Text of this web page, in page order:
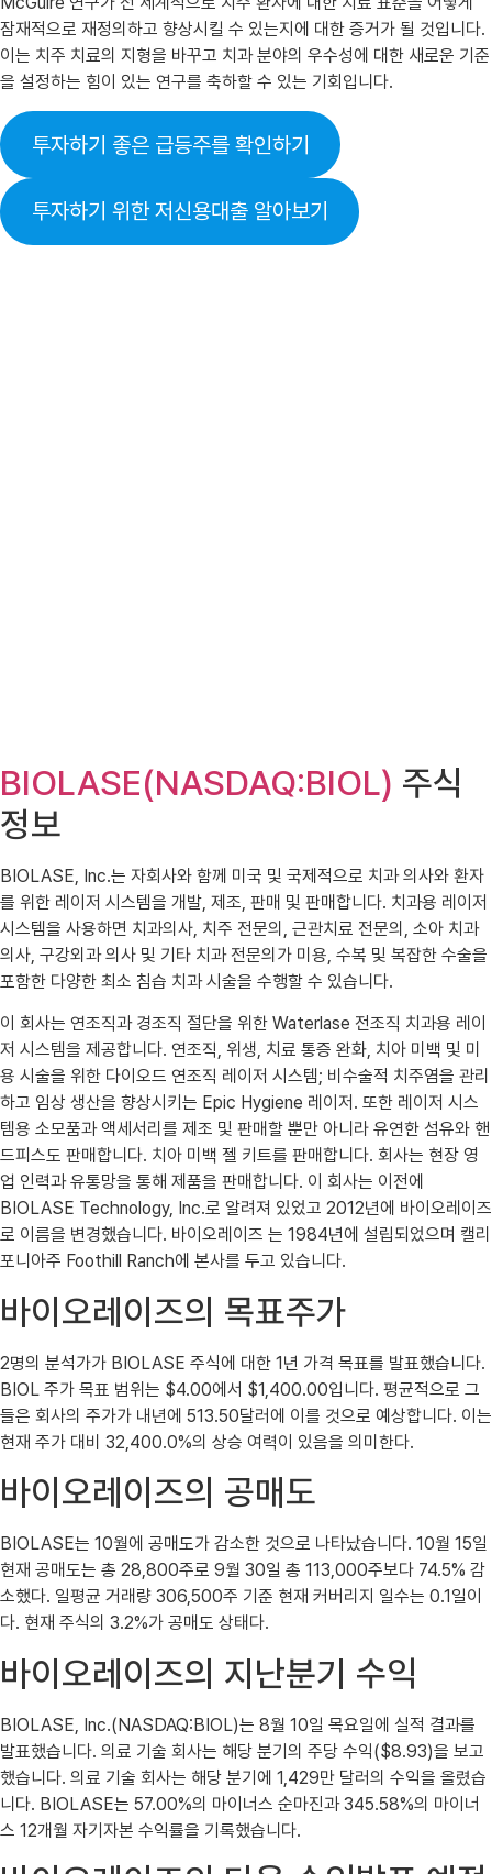
잠재적으로 재정의하고 향상시킬 수 있는지에 대한 증거가 될 것입니다.
이는 치주 치료의 지형을 바꾸고 치과 분야의 우수성에 대한 새로운 기준
을 설정하는 힘이 있는 연구를 축하할 수 있는 기회입니다.
투자하기 좋은 급등주를 확인하기
투자하기 위한 저신용대출 알아보기
BIOLASE(NASDAQ:BIOL) 주식
정보
BIOLASE, Inc.는 자회사와 함께 미국 및 국제적으로 치과 의사와 환자
를 위한 레이저 시스템을 개발, 제조, 판매 및 판매합니다. 치과용 레이저
시스템을 사용하면 치과의사, 치주 전문의, 근관치료 전문의, 소아 치과
의사, 구강외과 의사 및 기타 치과 전문의가 미용, 수복 및 복잡한 수술을
포함한 다양한 최소 침습 치과 시술을 수행할 수 있습니다.
이 회사는 연조직과 경조직 절단을 위한 Waterlase 전조직 치과용 레이
저 시스템을 제공합니다. 연조직, 위생, 치료 통증 완화, 치아 미백 및 미
용 시술을 위한 다이오드 연조직 레이저 시스템; 비수술적 치주염을 관리
하고 임상 생산을 향상시키는 Epic Hygiene 레이저. 또한 레이저 시스
템용 소모품과 액세서리를 제조 및 판매할 뿐만 아니라 유연한 섬유와 핸
드피스도 판매합니다. 치아 미백 젤 키트를 판매합니다. 회사는 현장 영
업 인력과 유통망을 통해 제품을 판매합니다. 이 회사는 이전에
BIOLASE Technology, Inc.로 알려져 있었고 2012년에 바이오레이즈
로 이름을 변경했습니다. 바이오레이즈 는 1984년에 설립되었으며 캘리
포니아주 Foothill Ranch에 본사를 두고 있습니다.
바이오레이즈의 목표주가
2명의 분석가가 BIOLASE 주식에 대한 1년 가격 목표를 발표했습니다.
BIOL 주가 목표 범위는 $4.00에서 $1,400.00입니다. 평균적으로 그
들은 회사의 주가가 내년에 513.50달러에 이를 것으로 예상합니다. 이는
현재 주가 대비 32,400.0%의 상승 여력이 있음을 의미한다.
바이오레이즈의 공매도
BIOLASE는 10월에 공매도가 감소한 것으로 나타났습니다. 10월 15일
현재 공매도는 총 28,800주로 9월 30일 총 113,000주보다 74.5% 감
소했다. 일평균 거래량 306,500주 기준 현재 커버리지 일수는 0.1일이
다. 현재 주식의 3.2%가 공매도 상태다.
바이오레이즈의 지난분기 수익
BIOLASE, Inc.(NASDAQ:BIOL)는 8월 10일 목요일에 실적 결과를
발표했습니다. 의료 기술 회사는 해당 분기의 주당 수익($8.93)을 보고
했습니다. 의료 기술 회사는 해당 분기에 1,429만 달러의 수익을 올렸습
니다. BIOLASE는 57.00%의 마이너스 순마진과 345.58%의 마이너
스 12개월 자기자본 수익률을 기록했습니다.